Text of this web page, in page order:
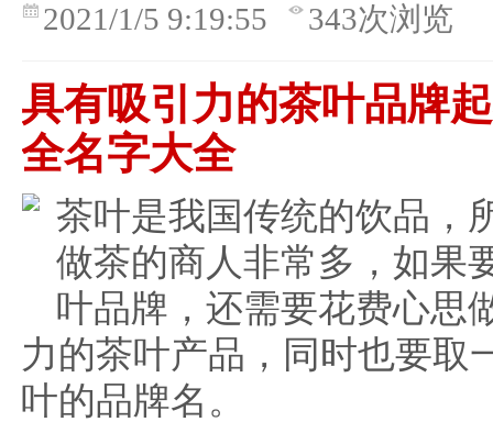
2021/1/5 9:19:55 343次浏览
具有吸引力的茶叶品牌
全名字大全
茶叶是我国传统的饮品，
做茶的商人非常多，如果
叶品牌，还需要花费心思
力的茶叶产品，同时也要取
叶的品牌名。